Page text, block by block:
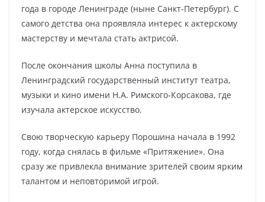
года в городе Ленинграде (ныне Санкт-Петербург). С
самого детства она проявляла интерес к актерскому
мастерству и мечтала стать актрисой.
После окончания школы Анна поступила в
Ленинградский государственный институт театра,
музыки и кино имени Н.А. Римского-Корсакова, где
изучала актерское искусство.
Свою творческую карьеру Порошина начала в 1992
году, когда снялась в фильме «Притяжение». Она
сразу же привлекла внимание зрителей своим ярким
талантом и неповторимой игрой.